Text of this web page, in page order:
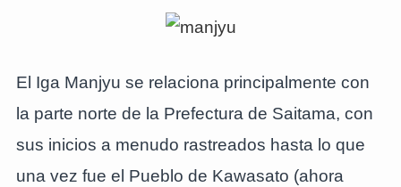
El Iga Manjyu se relaciona principalmente con
la parte norte de la Prefectura de Saitama, con
sus inicios a menudo rastreados hasta lo que
una vez fue el Pueblo de Kawasato (ahora